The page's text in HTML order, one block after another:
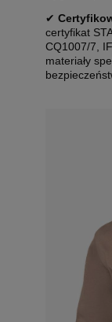
✔
certyfikat
CQ1007/7,
materiały